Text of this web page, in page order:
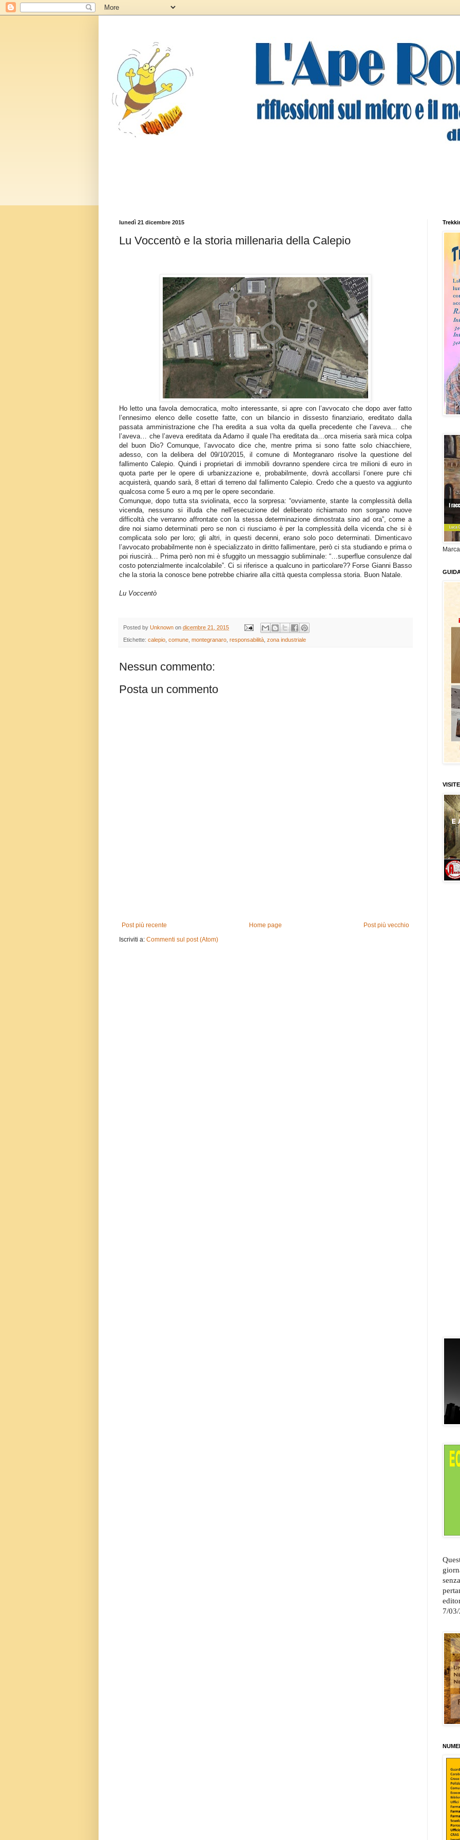
lunedì 21 dicembre 2015
Lu Voccentò e la storia millenaria della Calepio
Ho letto una favola democratica, molto interessante, si apre con l’avvocato che dopo aver fatto
l’ennesimo elenco delle cosette fatte, con un bilancio in dissesto finanziario, ereditato dalla
passata amministrazione che l’ha eredita a sua volta da quella precedente che l’aveva… che
l’aveva… che l’aveva ereditata da Adamo il quale l’ha ereditata da…orca miseria sarà mica colpa
del buon Dio? Comunque, l’avvocato dice che, mentre prima si sono fatte solo chiacchiere,
adesso, con la delibera del 09/10/2015, il comune di Montegranaro risolve la questione del
fallimento Calepio. Quindi i proprietari di immobili dovranno spendere circa tre milioni di euro in
quota parte per le opere di urbanizzazione e, probabilmente, dovrà accollarsi l’onere pure chi
acquisterà, quando sarà, 8 ettari di terreno dal fallimento Calepio. Credo che a questo va aggiunto
qualcosa come 5 euro a mq per le opere secondarie.
Comunque, dopo tutta sta sviolinata, ecco la sorpresa: “ovviamente, stante la complessità della
vicenda, nessuno si illuda che nell’esecuzione del deliberato richiamato non sorgano nuove
difficoltà che verranno affrontate con la stessa determinazione dimostrata sino ad ora”, come a
dire noi siamo determinati pero se non ci riusciamo è per la complessità della vicenda che si è
complicata solo per loro; gli altri, in questi decenni, erano solo poco determinati. Dimenticavo
l’avvocato probabilmente non è specializzato in diritto fallimentare, però ci sta studiando e prima o
poi riuscirà… Prima però non mi è sfuggito un messaggio subliminale: “…superflue consulenze dal
costo potenzialmente incalcolabile”. Ci si riferisce a qualcuno in particolare?? Forse Gianni Basso
che la storia la conosce bene potrebbe chiarire alla città questa complessa storia. Buon Natale.
Lu Voccentò
Posted by Unknown on dicembre 21, 2015
Etichette: calepio comune montegranaro responsabilità zona industriale
Nessun commento:
Posta un commento
Post più recente Post più vecchio
Home page
Iscriviti a: Commenti sul post (Atom)
Marca
VISITE
7/